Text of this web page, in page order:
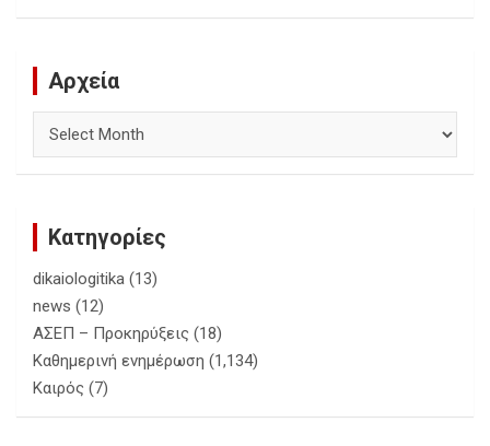
Αρχεία
Κατηγορίες
dikaiologitika (13)
news (12)
ΑΣΕΠ – Προκηρύξεις (18)
Καθημερινή ενημέρωση (1,134)
Καιρός (7)